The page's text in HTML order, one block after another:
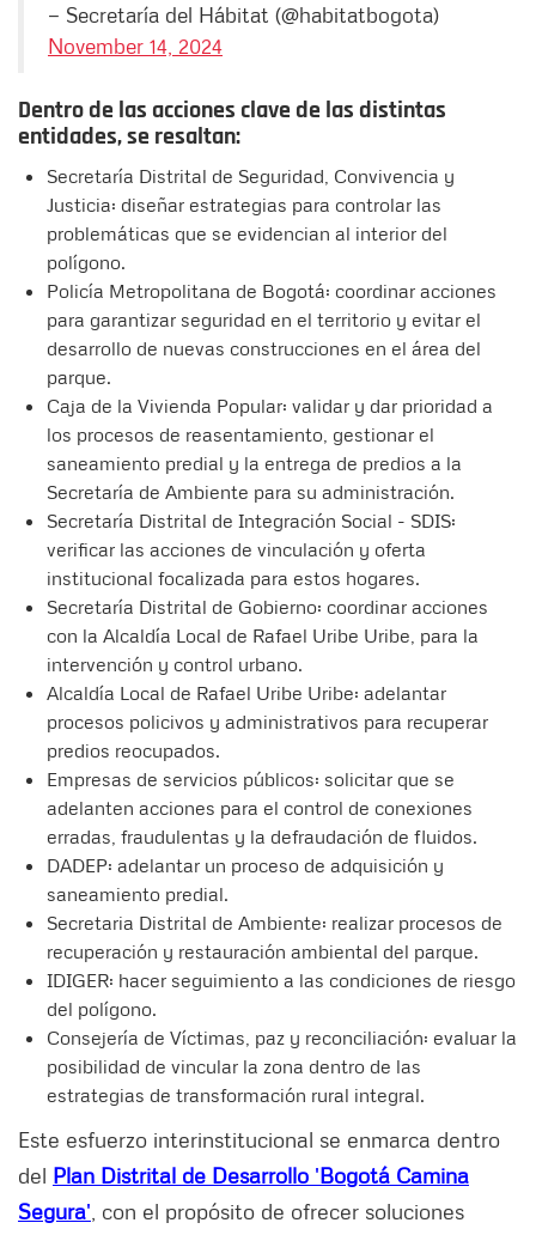
— Secretaría del Hábitat (@habitatbogota)
November 14, 2024
Dentro de las acciones clave de las distintas
entidades, se resaltan:
Secretaría Distrital de Seguridad, Convivencia y
Justicia: diseñar estrategias para controlar las
problemáticas que se evidencian al interior del
polígono.
Policía Metropolitana de Bogotá: coordinar acciones
para garantizar seguridad en el territorio y evitar el
desarrollo de nuevas construcciones en el área del
parque.
Caja de la Vivienda Popular: validar y dar prioridad a
los procesos de reasentamiento, gestionar el
saneamiento predial y la entrega de predios a la
Secretaría de Ambiente para su administración.
Secretaría Distrital de Integración Social - SDIS:
verificar las acciones de vinculación y oferta
institucional focalizada para estos hogares.
Secretaría Distrital de Gobierno: coordinar acciones
con la Alcaldía Local de Rafael Uribe Uribe, para la
intervención y control urbano.
Alcaldía Local de Rafael Uribe Uribe: adelantar
procesos policivos y administrativos para recuperar
predios reocupados.
Empresas de servicios públicos: solicitar que se
adelanten acciones para el control de conexiones
erradas, fraudulentas y la defraudación de fluidos.
DADEP: adelantar un proceso de adquisición y
saneamiento predial.
Secretaria Distrital de Ambiente: realizar procesos de
recuperación y restauración ambiental del parque.
IDIGER: hacer seguimiento a las condiciones de riesgo
del polígono.
Consejería de Víctimas, paz y reconciliación: evaluar la
posibilidad de vincular la zona dentro de las
estrategias de transformación rural integral.
Este esfuerzo interinstitucional se enmarca dentro
del Plan Distrital de Desarrollo 'Bogotá Camina
Segura' , con el propósito de ofrecer soluciones